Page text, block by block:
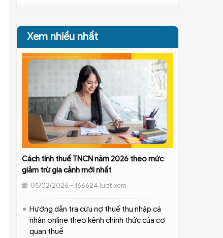
Xem nhiều nhất
Cách tính thuế TNCN năm 2026 theo mức
giảm trừ gia cảnh mới nhất
05/02/2026 - 166624 lượt xem
Hướng dẫn tra cứu nợ thuế thu nhập cá
nhân online theo kênh chính thức của cơ
quan thuế